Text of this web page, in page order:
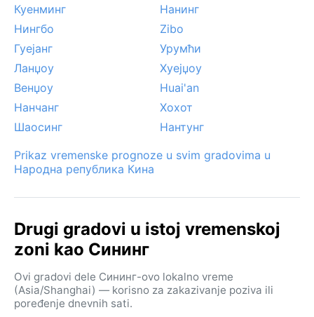
Куенминг
Нанинг
Нингбо
Zibo
Гуејанг
Урумћи
Ланџоу
Хуејџоу
Венџоу
Huai'an
Нанчанг
Хохот
Шаосинг
Нантунг
Prikaz vremenske prognoze u svim gradovima u
Народна република Кина
Drugi gradovi u istoj vremenskoj
zoni kao Сининг
Ovi gradovi dele Сининг-ovo lokalno vreme
(Asia/Shanghai) — korisno za zakazivanje poziva ili
poređenje dnevnih sati.